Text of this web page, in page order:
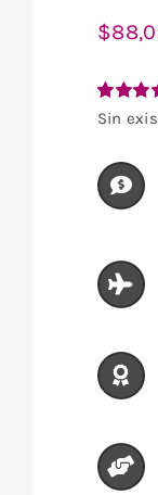
$
1
de un
Sin